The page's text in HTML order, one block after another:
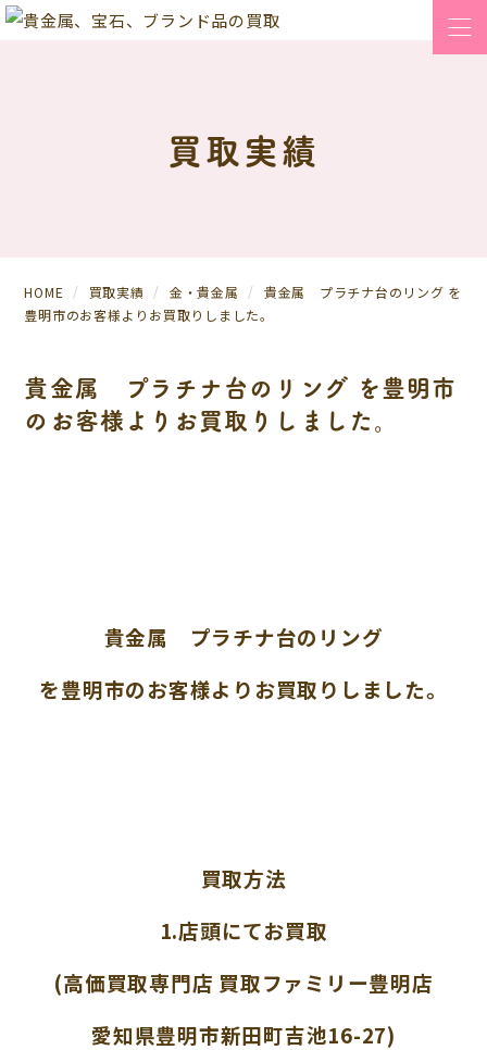
買取実績
HOME 買取実績 金・貴金属
貴金属 プラチナ台のリング を
豊明市のお客様よりお買取りしました。
貴金属 プラチナ台のリング を豊明市
のお客様よりお買取りしました。
貴金属 プラチナ台のリング
を豊明市のお客様よりお買取りしました。
買取方法
1.店頭にてお買取
(高価買取専門店 買取ファミリー豊明店
愛知県豊明市新田町吉池16-27)